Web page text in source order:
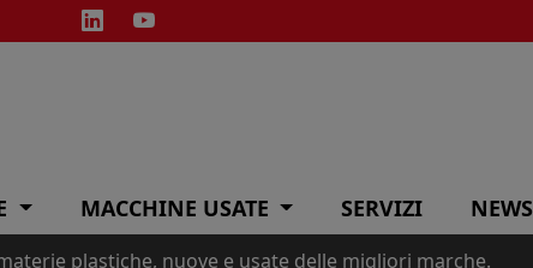
MACCHINE USATE SERVIZI NEWS
plastiche, nuove e usate delle migliori marche.